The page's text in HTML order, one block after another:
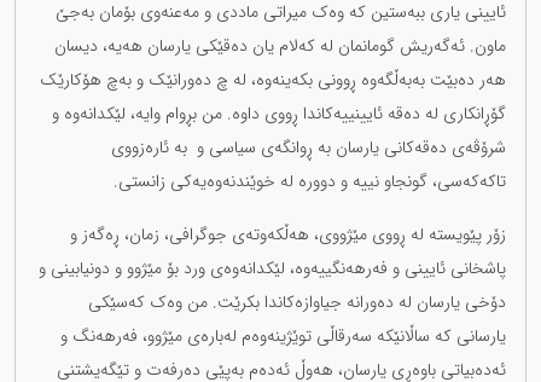
ئایینی یاری ببەستین کە وەک میراتی ماددی و مەعنەوی بۆمان بەجێ
ماون. ئەگەریش گومانمان لە کەلام یان دەقێکی یارسان هەیە، دیسان
هەر دەبێت بەبەڵگەوە ڕوونی بکەینەوە، لە چ دەورانێک و بەچ هۆکارێک
گۆڕانکاری لە دەقە ئایینییەکاندا ڕووی داوە. من بڕوام وایە، لێکدانەوە و
شرۆڤەی دەقەکانی یارسان بە ڕوانگەی سیاسی و بە ئارەزووی
تاکەکەسی، گونجاو نییە و دوورە لە خوێندنەوەیەکی زانستی.
زۆر پێویستە لە ڕووی مێژووی، هەڵکەوتەی جوگرافی، زمان، ڕەگەز و
پاشخانی ئایینی و فەرهەنگییەوە، لێکدانەوەی ورد بۆ مێژوو و دونیابینی و
دۆخی یارسان لە دەورانە جیاوازەکاندا بکرێت. من وەک کەسێکی
یارسانی کە ساڵانێکە سەرقاڵی توێژینەوەم لەبارەی مێژوو، فەرهەنگ و
ئەدەبیاتی باوەڕی یارسان، هەوڵ ئەدەم بەپێی دەرفەت و تێگەیشتنی